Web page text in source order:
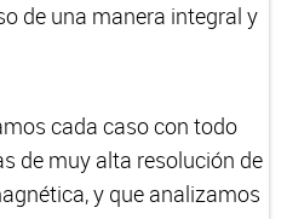
de una manera integral y
cada caso con todo
de muy alta resolución de
y que analizamos